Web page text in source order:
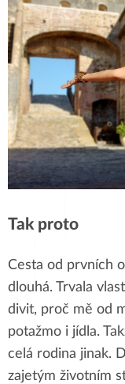
Tak proto
Cesta od prvních
dlouhá. Trvala
divit, proč mě od
potažmo i jídla.
celá rodina jinak.
zajetým životním